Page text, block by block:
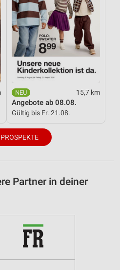
15,7 km
Angebote ab 08.08.
Gültig bis Fr. 21.08.
Partner in deiner